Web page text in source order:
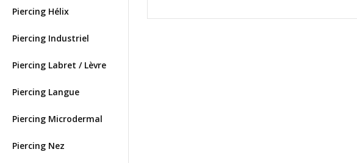
Piercing Hélix
Piercing Industriel
Piercing Labret / Lèvre
Piercing Langue
Piercing Microdermal
Piercing Nez